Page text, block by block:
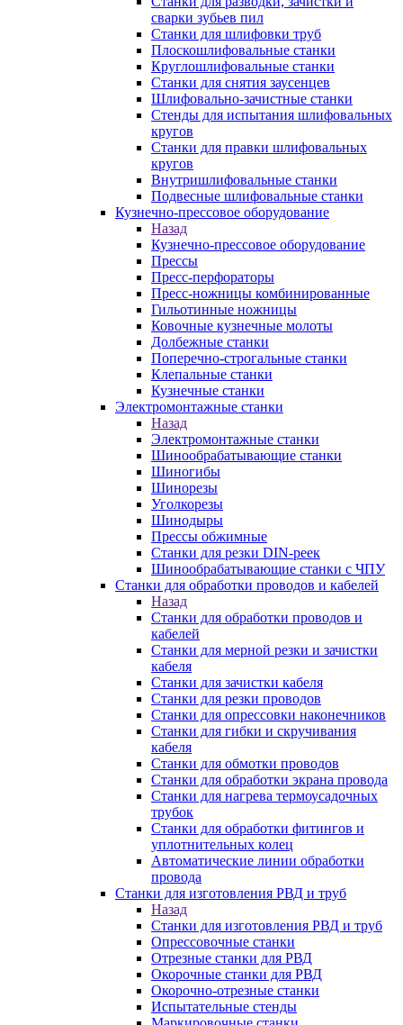
сварки зубьев пил
Станки для шлифовки труб
Плоскошлифовальные станки
Круглошлифовальные станки
Станки для снятия заусенцев
Шлифовально-зачистные станки
Стенды для испытания шлифовальных
кругов
Станки для правки шлифовальных
кругов
Внутришлифовальные станки
Подвесные шлифовальные станки
Кузнечно-прессовое оборудование
Назад
Кузнечно-прессовое оборудование
Прессы
Пресс-перфораторы
Пресс-ножницы комбинированные
Гильотинные ножницы
Ковочные кузнечные молоты
Долбежные станки
Поперечно-строгальные станки
Клепальные станки
Кузнечные станки
Электромонтажные станки
Назад
Электромонтажные станки
Шинообрабатывающие станки
Шиногибы
Шинорезы
Уголкорезы
Шинодыры
Прессы обжимные
Станки для резки DIN-реек
Шинообрабатывающие станки с ЧПУ
Станки для обработки проводов и кабелей
Назад
Станки для обработки проводов и
кабелей
Станки для мерной резки и зачистки
кабеля
Станки для зачистки кабеля
Станки для резки проводов
Станки для опрессовки наконечников
Станки для гибки и скручивания
кабеля
Станки для обмотки проводов
Станки для обработки экрана провода
Станки для нагрева термоусадочных
трубок
Станки для обработки фитингов и
уплотнительных колец
Автоматические линии обработки
провода
Станки для изготовления РВД и труб
Назад
Станки для изготовления РВД и труб
Опрессовочные станки
Отрезные станки для РВД
Окорочные станки для РВД
Окорочно-отрезные станки
Испытательные стенды